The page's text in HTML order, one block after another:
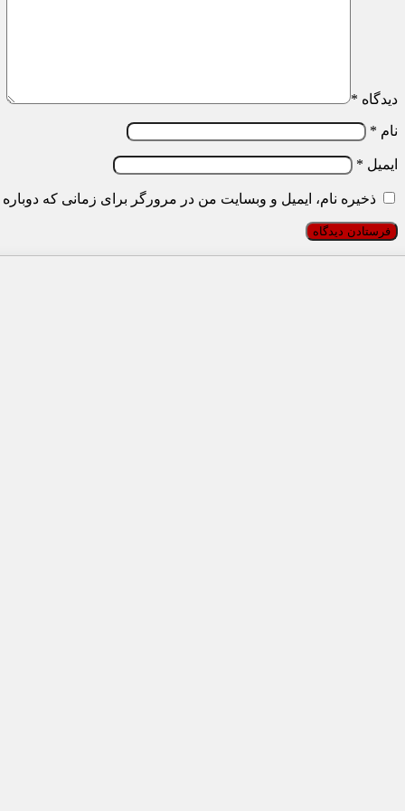
دیدگاه *
نام *
ایمیل *
ذخیره نام، ایمیل و وبسایت من در مرورگر برای زمانی که